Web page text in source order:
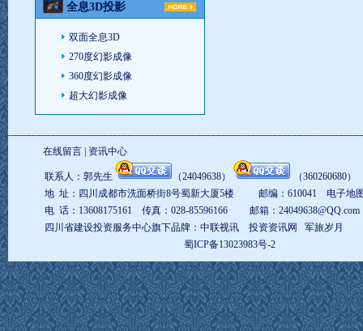
全息3D投影
双面全息3D
270度幻影成像
360度幻影成像
超大幻影成像
在线留言| 资讯中心
联系人：郭先生 （24049638） （360260680）
地 址：四川成都市洗面桥街8号蜀新大厦5楼 邮编：610041
电子地
电 话：13608175161 传真：028-85596166 邮箱： 24049638@QQ.com
四川省建设投资服务中心旗下品牌： 中联视讯 投资资讯网
军旅岁月
蜀ICP备13023983号-2